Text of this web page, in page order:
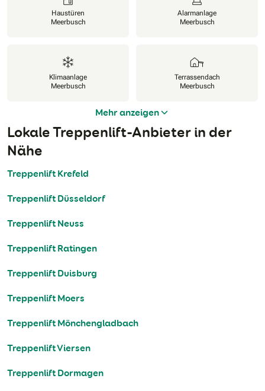
Haustüren
Meerbusch
Alarmanlage
Meerbusch
Klimaanlage
Meerbusch
Terrassendach
Meerbusch
Mehr anzeigen
Lokale Treppenlift-Anbieter in der
Nähe
Treppenlift Krefeld
Treppenlift Düsseldorf
Treppenlift Neuss
Treppenlift Ratingen
Treppenlift Duisburg
Treppenlift Moers
Treppenlift Mönchengladbach
Treppenlift Viersen
Treppenlift Dormagen